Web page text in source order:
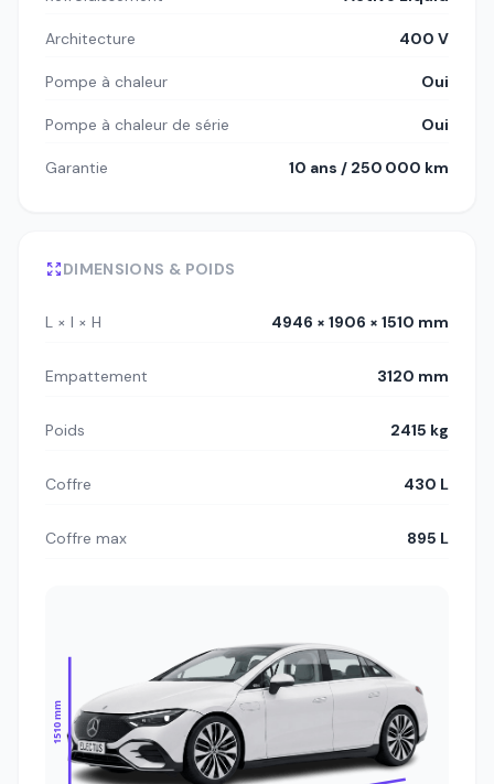
Architecture 400 V
Pompe à chaleur Oui
Pompe à chaleur de série Oui
Garantie 10 ans / 250 000 km
DIMENSIONS & POIDS
L × l × H 4946 × 1906 × 1510 mm
Empattement 3120 mm
Poids 2415 kg
Coffre 430 L
Coffre max 895 L
1510 mm